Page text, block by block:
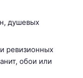
душевых
ревизионных
обои или